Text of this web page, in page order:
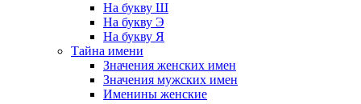
На букву Ш
На букву Э
На букву Я
Тайна имени
Значения женских имен
Значения мужских имен
Именины женские